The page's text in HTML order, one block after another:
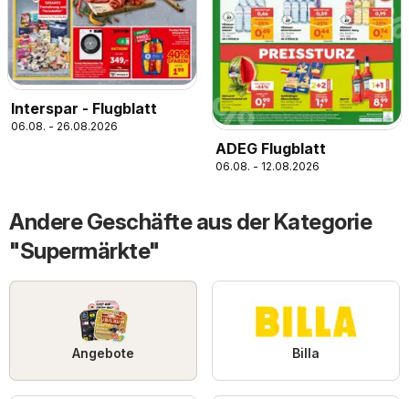
Interspar - Flugblatt
06.08. - 26.08.2026
ADEG Flugblatt
06.08. - 12.08.2026
Andere Geschäfte aus der Kategorie
"Supermärkte"
Angebote Billa